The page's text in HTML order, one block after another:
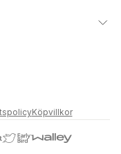
Köpvillkor